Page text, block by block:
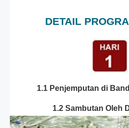
DETAIL
1.1 Penjemputan di
1.2 Sambutan Oleh